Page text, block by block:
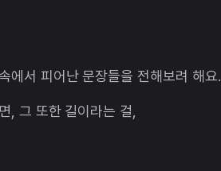
에서 피어난 문장들을 전해보려 해요.
, 그 또한 길이라는 걸,